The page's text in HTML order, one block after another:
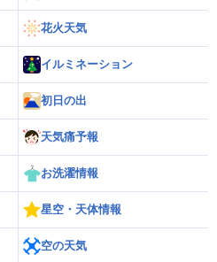
花火天気
イルミネーション
初日の出
天気痛予報
お洗濯情報
星空・天体情報
空の天気